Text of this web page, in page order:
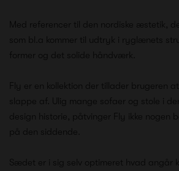
Med referencer til den nordiske æstetik,
som bl.a kommer til udtryk i ryglænets
former og det solide håndværk.
Fly er en kollektion der tillader brugeren
slappe af. Ulig mange sofaer og stole i
design historie, påtvinger Fly ikke nogen
på den siddende.
Sædet er i sig selv optimeret hvad angår